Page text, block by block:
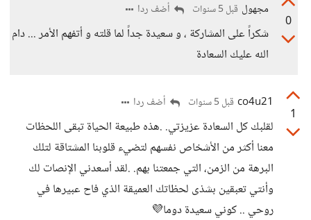
0
مجهول قبل 5 سنوات أضف ردا
شكراً على المشاركة ، و سعيدة جداً لما قلته و أتفهم الأمر ... دام
الله عليك السعادة
1
co4u21 قبل 5 سنوات أضف ردا
لقلبك كل السعادة عزيزتي. .هذه طبيعة الحياة تبقى اللحظات
معنا أكثر من الأشخاص نفسهم لتضيء قلوبنا المشتاقة لتلك
البرهة من الزمن، التي جمعتنا بهم. .لقد أسعدني الإنصات لك
وأنتي تعبقين بشذى لحظاتك العميقة الذي فاح عبيرها في
روحي .. كوني سعيدة دوما💜